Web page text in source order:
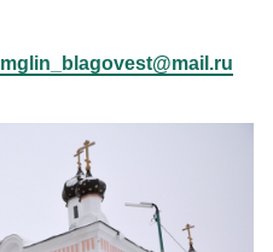
mglin_blagovest@mail.ru